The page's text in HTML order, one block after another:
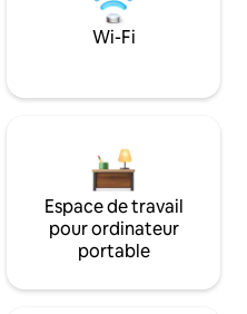
Wi-Fi
Espace de travail
pour ordinateur
portable